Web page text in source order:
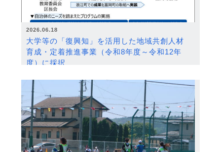
2026.06.18
大学等の「復興知」を活用した地域共創人材
育成・定着推進事業（令和8年度～令和12年
度）に採択